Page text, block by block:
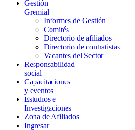
Gestión
Gremial
Informes de Gestión
Comités
Directorio de afiliados
Directorio de contratistas
Vacantes del Sector
Responsabilidad
social
Capacitaciones
y eventos
Estudios e
Investigaciones
Zona de Afiliados
Ingresar